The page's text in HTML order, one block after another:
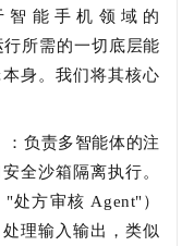
智能手机领域的
所需的一切底层能
身。我们将其核心
负责多智能体的注
全沙箱隔离执行。
处方审核 Agent"）
理输入输出，类似